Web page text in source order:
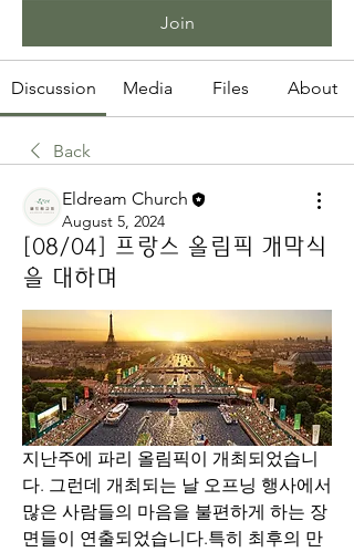
Join
Discussion Media Files About
Back
Eldream Church
August 5, 2024
[08/04] 프랑스 올림픽 개막식
을 대하며
지난주에 파리 올림픽이 개최되었습니
다. 그런데 개최되는 날 오프닝 행사에서
많은 사람들의 마음을 불편하게 하는 장
면들이 연출되었습니다.특히 최후의 만